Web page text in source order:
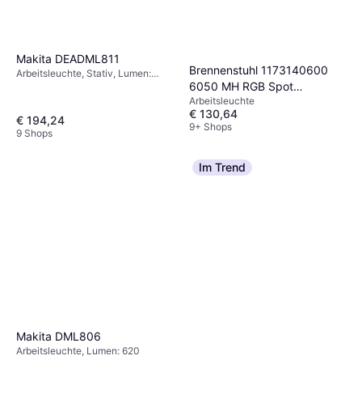
Makita DEADML811
Arbeitsleuchte, Stativ, Lumen:
€ 194,24
9 Shops
Brennenstuhl 1173140600
6050 MH RGB Spot
Energiklasse: E
Arbeitsleuchte
€ 130,64
9+ Shops
Makita DML806
Arbeitsleuchte, Lumen: 620
Im Trend